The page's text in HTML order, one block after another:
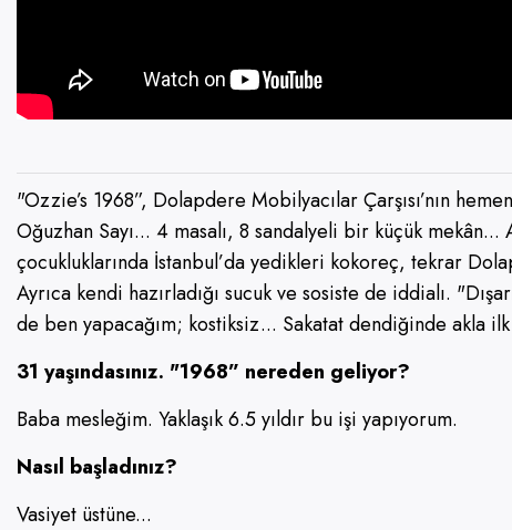
"Ozzie’s 1968”, Dolapdere Mobilyacılar Çarşısı’nın
Oğuzhan Sayı... 4 masalı, 8 sandalyeli bir küçük
çocukluklarında İstanbul’da yedikleri kokoreç, tekrar
Ayrıca kendi hazırladığı sucuk ve sosiste de iddialı.
de ben yapacağım; kostiksiz... Sakatat dendiğinde akla
31 yaşındasınız. "1968” nereden geliyor?
Baba mesleğim. Yaklaşık 6.5 yıldır bu işi yapıyorum.
Nasıl başladınız?
Vasiyet üstüne...